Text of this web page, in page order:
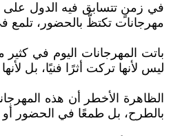
في زمنٍ تتسابق فيه الدول على
مهرجانات تكتظّ بالحضور، تلمع
باتت المهرجانات اليوم في
ليس لأنها تركت أثرًا فنيًا، بل
الظاهرة الأخطر أن هذه
بالطرح، بل طمعًا في الحضور أو